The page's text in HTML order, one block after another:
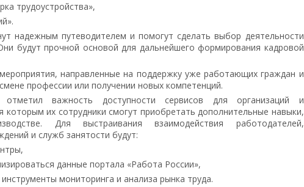
трудоустройства»,
надежным путеводителем и помогут сделать выбор деятельности
будут прочной основой для дальнейшего формирования кадровой
направленные на поддержку уже работающих граждан и
профессии или получении новых компетенций.
важность доступности сервисов для организаций и
которым их сотрудники смогут приобретать дополнительные навыки,
Для выстраивания взаимодействия работодателей,
и служб занятости будут:
данные портала «Работа России»,
мониторинга и анализа рынка труда.